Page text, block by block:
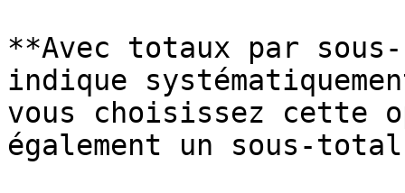
**Avec totaux par
indique
vous choisissez cette
également un sous-